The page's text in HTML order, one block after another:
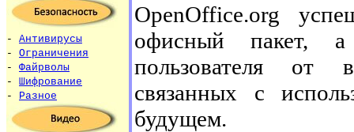
- Антивирусы
- Ограничения
- Файрволы
- Шифрование
- Разное
OpenOffice.org
офисный пакет, а
пользователя от
связанных с
будущем.